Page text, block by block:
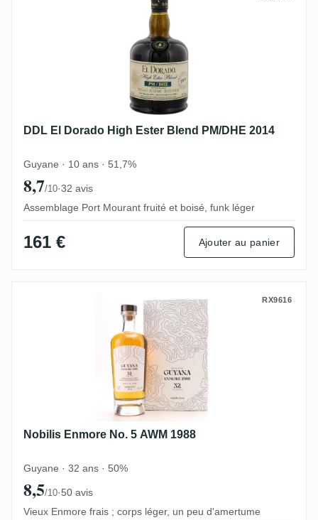
DDL El Dorado High Ester Blend PM/DHE 2014
Guyane · 10 ans · 51,7%
8,7/10·32 avis
Assemblage Port Mourant fruité et boisé, funk léger
161 € Ajouter au panier
Nobilis Enmore No. 5 AWM 1988 RX9616
Nobilis Enmore No. 5 AWM 1988
Guyane · 32 ans · 50%
8,5/10·50 avis
Vieux Enmore frais ; corps léger, un peu d'amertume